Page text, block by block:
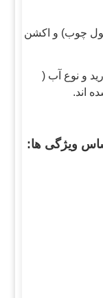
چوب) و اکشن
و نوع آب (
اند.
ویژگی ها: